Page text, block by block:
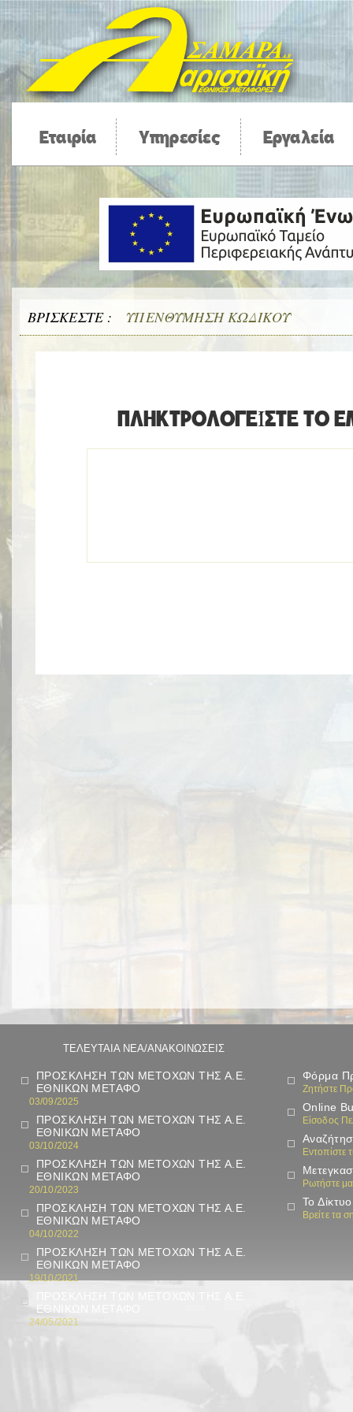
Εταιρία Υπηρεσίες Εργαλεία
ΒΡΊΣΚΕΣΤΕ : ΥΠΕΝΘΎΜΗΣΗ ΚΩΔΙΚΟΎ
ΠΛΗΚΤΡΟΛΟΓΕΊΣΤΕ ΤΟ
ΤΕΛΕΥΤΑΙΑ ΝΕΑ/ΑΝΑΚΟΙΝΩΣΕΙΣ
ΠΡΟΣΚΛΗΣΗ ΤΩΝ ΜΕΤΟΧΩΝ ΤΗΣ Α.Ε.
ΕΘΝΙΚΩΝ ΜΕΤΑΦΟ
03/09/2025
ΠΡΟΣΚΛΗΣΗ ΤΩΝ ΜΕΤΟΧΩΝ ΤΗΣ Α.Ε.
ΕΘΝΙΚΩΝ ΜΕΤΑΦΟ
03/10/2024
ΠΡΟΣΚΛΗΣΗ ΤΩΝ ΜΕΤΟΧΩΝ ΤΗΣ Α.Ε.
ΕΘΝΙΚΩΝ ΜΕΤΑΦΟ
20/10/2023
ΠΡΟΣΚΛΗΣΗ ΤΩΝ ΜΕΤΟΧΩΝ ΤΗΣ Α.Ε.
ΕΘΝΙΚΩΝ ΜΕΤΑΦΟ
04/10/2022
ΠΡΟΣΚΛΗΣΗ ΤΩΝ ΜΕΤΟΧΩΝ ΤΗΣ Α.Ε.
ΕΘΝΙΚΩΝ ΜΕΤΑΦΟ
19/10/2021
ΕΘΝΙΚΩΝ ΜΕΤΑΦΟ
24/05/2021
Φόρμα
Ζητήστε
Online
Είσοδος
Εντοπίστε
Ρωτήστε
Το
Βρείτε τα